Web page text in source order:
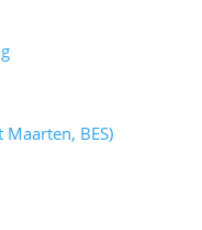
BES)